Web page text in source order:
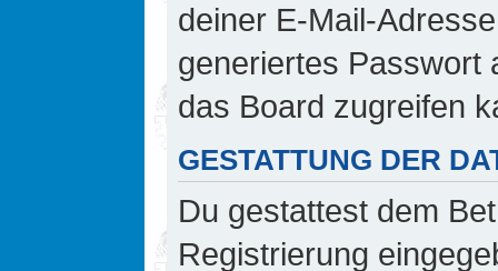
deiner E-Mail-
generiertes Passwort
das Board zugreifen
GESTATTUNG DER
Du gestattest dem
Registrierung